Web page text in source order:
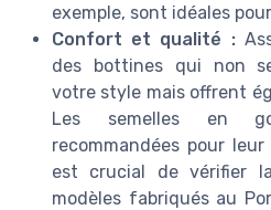
exemple, sont idéales
Confort et qualité :
des bottines qui non
votre style mais offrent
Les semelles en
recommandées pour
est crucial de vérifier
modèles fabriqués au